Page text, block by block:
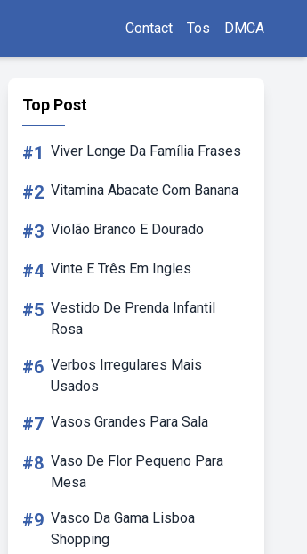
Contact Tos DMCA
Top Post
#1 Viver Longe Da Família Frases
#2 Vitamina Abacate Com Banana
#3 Violão Branco E Dourado
#4 Vinte E Três Em Ingles
#5 Vestido De Prenda Infantil
Rosa
#6 Verbos Irregulares Mais
Usados
#7 Vasos Grandes Para Sala
#8 Vaso De Flor Pequeno Para
Mesa
#9 Vasco Da Gama Lisboa
Shopping